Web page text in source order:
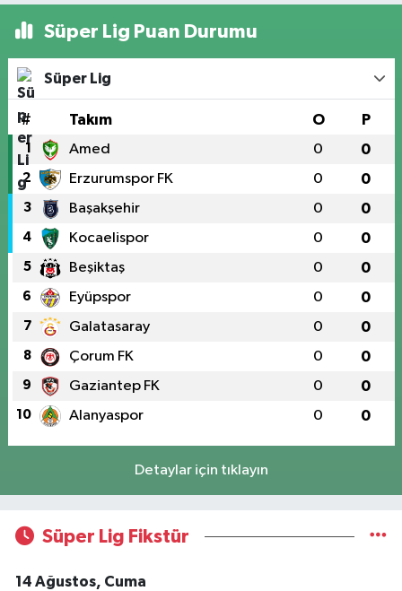
Süper Lig Puan Durumu
Süper Lig
# Takım O P
1 Amed 0 0
2 Erzurumspor FK 0 0
3 Başakşehir 0 0
4 Kocaelispor 0 0
5 Beşiktaş 0 0
6 Eyüpspor 0 0
7 Galatasaray 0 0
8 Çorum FK 0 0
9 Gaziantep FK 0 0
10 Alanyaspor 0 0
Detaylar için tıklayın
Süper Lig Fikstür
14 Ağustos, Cuma